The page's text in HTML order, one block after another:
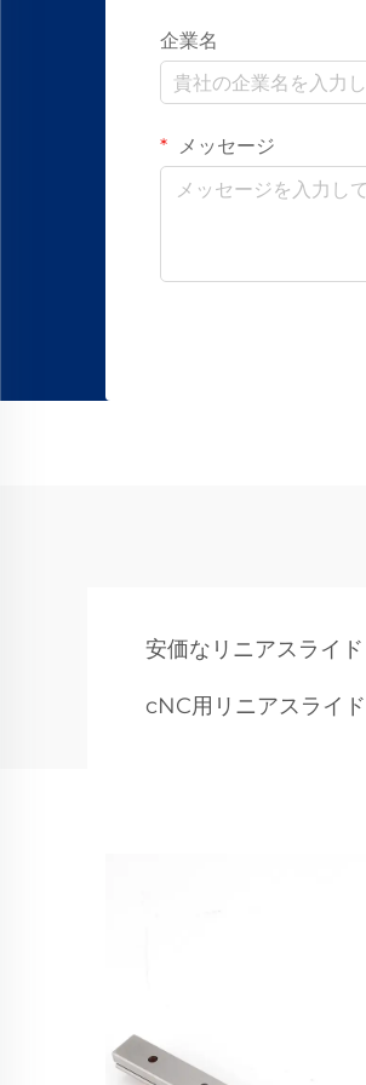
企業名
メッセージ
安価なリニアスライド
cNC用リニアスライド